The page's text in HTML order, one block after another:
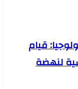
قيام
لنهضة